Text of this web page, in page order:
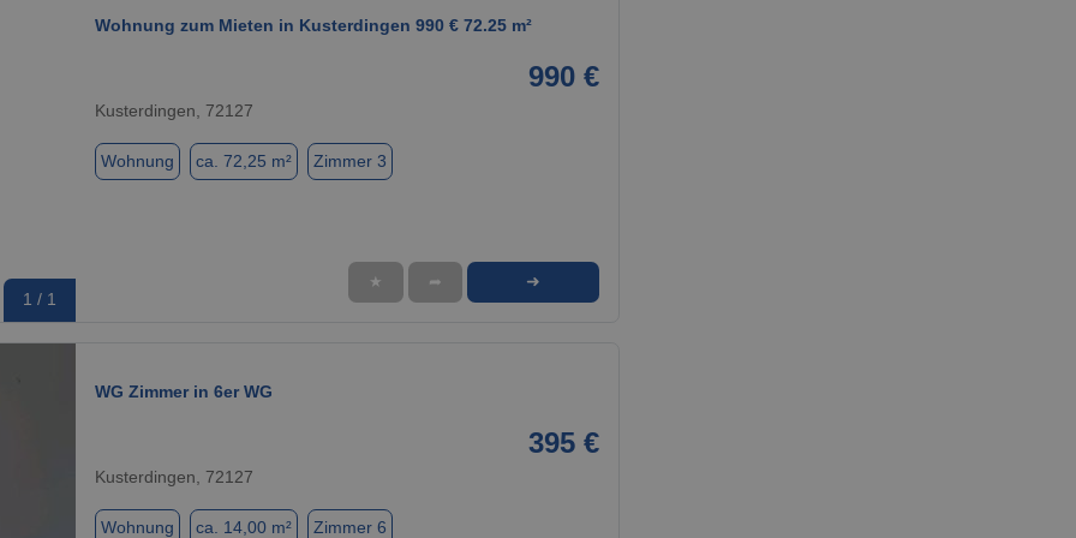
1 / 1
Wohnung zum Mieten in Kusterdingen 990 € 72.25 m²
990 €
Kusterdingen, 72127
Wohnung ca. 72,25 m² Zimmer 3
★ ➦ ➜
WG Zimmer in 6er WG
395 €
Kusterdingen, 72127
Wohnung ca. 14,00 m² Zimmer 6